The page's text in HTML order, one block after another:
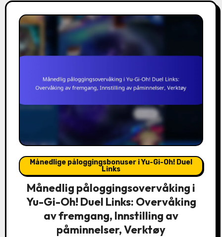
Månedlige påloggingsbonuser i Yu-Gi-Oh! Duel
Links
Månedlig påloggingsovervåking i
Yu-Gi-Oh! Duel Links: Overvåking
av fremgang, Innstilling av
påminnelser, Verktøy